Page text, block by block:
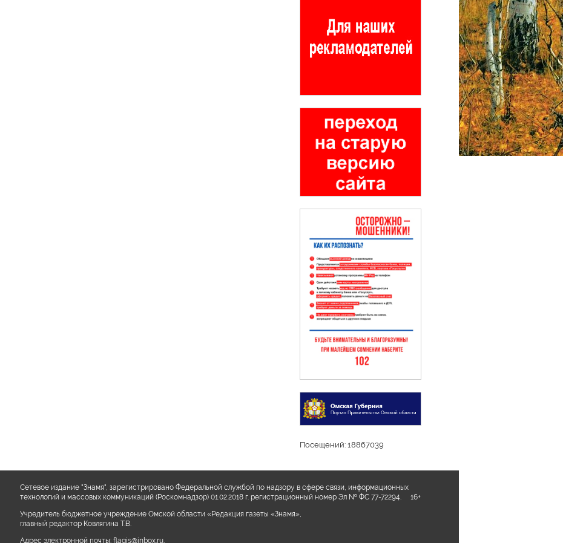
Посещений: 18867039
Сетевое издание "Знамя", зарегистрировано Федеральной службой по надзору в сфере связи, информационных
технологий и массовых коммуникаций (Роскомнадзор) 01.02.2018 г. регистрационный номер Эл № ФС 77-72294. 16+
Учредитель бюджетное учреждение Омской области «Редакция газеты «Знамя»,
главный редактор Ковлягина Т.В.
Адрес электронной почты: flagis@inbox.ru,